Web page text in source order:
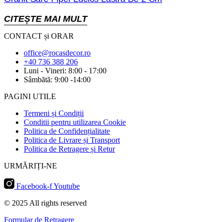
CITEȘTE MAI MULT
CONTACT și ORAR
office@rocasdecor.ro
+40 736 388 206
Luni - Vineri: 8:00 - 17:00
Sâmbătă: 9:00 -14:00
PAGINI UTILE
Termeni și Condiții
Conditii pentru utilizarea Cookie
Politica de Confidențialitate
Politica de Livrare și Transport
Politica de Retragere și Retur
URMĂRIȚI-NE
Facebook-fYoutube
© 2025 All rights reserved
Formular de Retragere